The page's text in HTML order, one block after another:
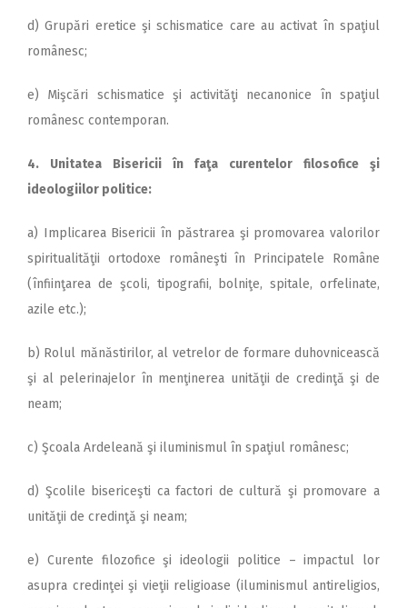
d) Grupări eretice şi schismatice care au activat în spaţiul
românesc;
e) Mişcări schismatice şi activităţi necanonice în spaţiul
românesc contemporan.
4. Unitatea Bisericii în faţa curentelor filosofice şi
ideologiilor politice:
a) Implicarea Bisericii în păstrarea şi promovarea valorilor
spiritualităţii ortodoxe româneşti în Principatele Române
(înfiinţarea de şcoli, tipografii, bolniţe, spitale, orfelinate,
azile etc.);
b) Rolul mănăstirilor, al vetrelor de formare duhovnicească
şi al pelerinajelor în menţinerea unităţii de credinţă şi de
neam;
c) Şcoala Ardeleană şi iluminismul în spaţiul românesc;
d) Şcolile bisericeşti ca factori de cultură şi promovare a
unităţii de credinţă şi neam;
e) Curente filozofice şi ideologii politice – impactul lor
asupra credinţei şi vieţii religioase (iluminismul antireligios,